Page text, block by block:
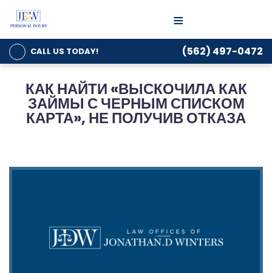
≡
CALL US TODAY! (562) 497-0472
КАК НАЙТИ «ВЫСКОЧИЛА КАК
ЗАЙМЫ С ЧЕРНЫМ СПИСКОМ
КАРТА», НЕ ПОЛУЧИВ ОТКАЗА